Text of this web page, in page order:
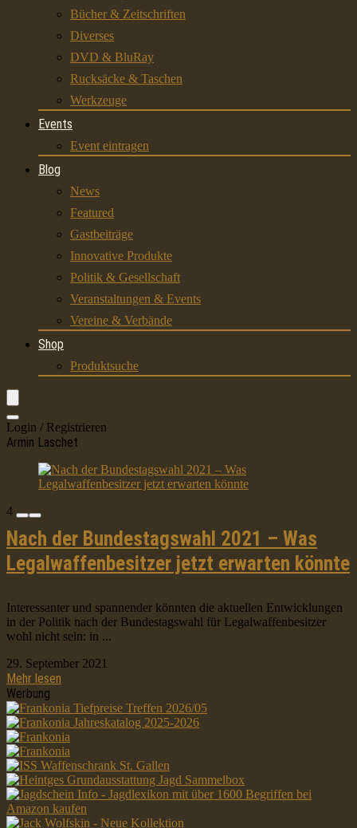
Bücher & Zeitschriften
Diverses
DVD & BluRay
Rucksäcke & Taschen
Werkzeuge
Events
Event eintragen
Blog
News
Featured
Gastbeiträge
Innovative Produkte
Politik & Gesellschaft
Veranstaltungen & Events
Vereine & Verbände
Shop
Produktsuche
Login / Registrieren
Armin Laschet
4
Nach der Bundestagswahl 2021 – Was
Legalwaffenbesitzer jetzt erwarten könnte
Interessanter und spannender könnten die aktuellen Entwicklungen
in der Politik nach der Bundestagswahl für Legalwaffenbesitzer
wohl nicht sein: in ...
29. September 2021
Mehr lesen
Werbung